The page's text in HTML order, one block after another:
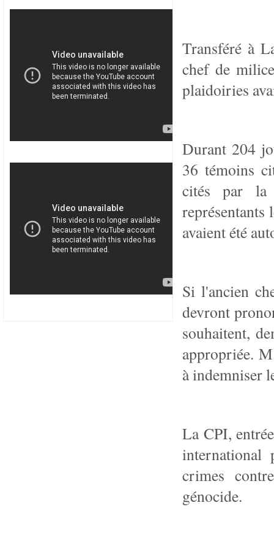
Transféré à
chef de
plaidoiries
Durant 204
36 témoins
cités par la
avaient été
Si l'ancien
devront
souhaitent,
appropriée.
à indemniser
La CPI,
international
crimes
génocide.